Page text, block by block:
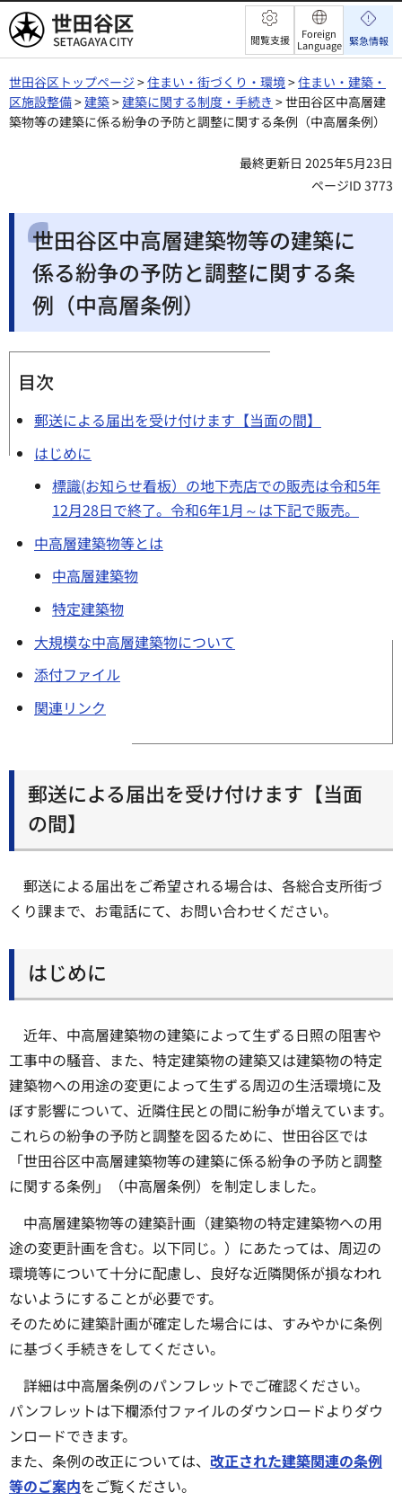
世田谷区 閲覧支援
Foreign
Language 緊急情報
世田谷区トップページ >住まい・街づくり・環境>住まい・建築・
区施設整備>建築>建築に関する制度・手続き > 世田谷区中高層建
築物等の建築に係る紛争の予防と調整に関する条例（中高層条例）
最終更新日 2025年5月23日
ページID 3773
世田谷区中高層建築物等の建築に
係る紛争の予防と調整に関する条
例（中高層条例）
目次
郵送による届出を受け付けます【当面の間】
はじめに
標識(お知らせ看板）の地下売店での販売は令和5年
12月28日で終了。令和6年1月～は下記で販売。
中高層建築物等とは
中高層建築物
特定建築物
大規模な中高層建築物について
添付ファイル
関連リンク
郵送による届出を受け付けます【当面
の間】
郵送による届出をご希望される場合は、各総合支所街づ
くり課まで、お電話にて、お問い合わせください。
はじめに
近年、中高層建築物の建築によって生ずる日照の阻害や
工事中の騒音、また、特定建築物の建築又は建築物の特定
建築物への用途の変更によって生ずる周辺の生活環境に及
ぼす影響について、近隣住民との間に紛争が増えています。
これらの紛争の予防と調整を図るために、世田谷区では
「世田谷区中高層建築物等の建築に係る紛争の予防と調整
に関する条例」（中高層条例）を制定しました。
中高層建築物等の建築計画（建築物の特定建築物への用
途の変更計画を含む。以下同じ。）にあたっては、周辺の
環境等について十分に配慮し、良好な近隣関係が損なわれ
ないようにすることが必要です。
そのために建築計画が確定した場合には、すみやかに条例
に基づく手続きをしてください。
詳細は中高層条例のパンフレットでご確認ください。
パンフレットは下欄添付ファイルのダウンロードよりダウ
ンロードできます。
また、条例の改正については、 改正された建築関連の条例
等のご案内をご覧ください。